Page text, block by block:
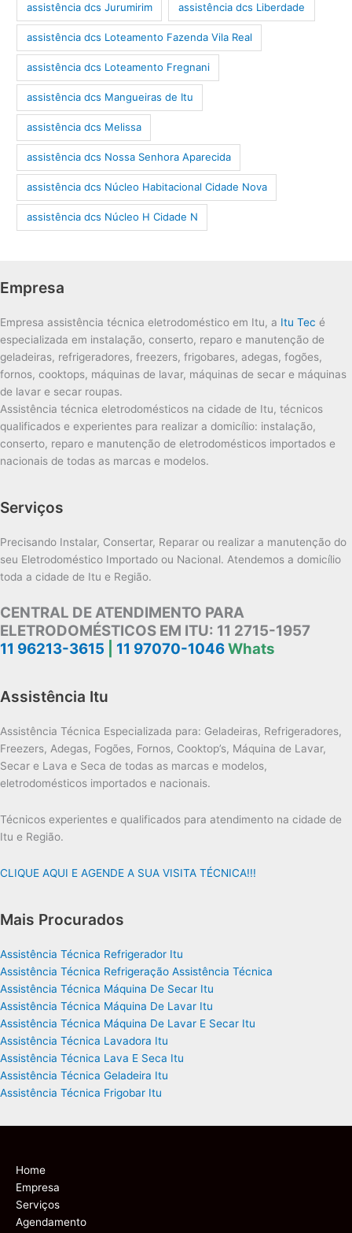
assistência dcs Jurumirim assistência dcs Liberdade
assistência dcs Loteamento Fazenda Vila Real
assistência dcs Loteamento Fregnani
assistência dcs Mangueiras de Itu
assistência dcs Melissa
assistência dcs Nossa Senhora Aparecida
assistência dcs Núcleo Habitacional Cidade Nova
assistência dcs Núcleo H Cidade N
Empresa
Empresa assistência técnica eletrodoméstico em Itu, a Itu Tec é
especializada em instalação, conserto, reparo e manutenção de
geladeiras, refrigeradores, freezers, frigobares, adegas, fogões,
fornos, cooktops, máquinas de lavar, máquinas de secar e máquinas
de lavar e secar roupas.
Assistência técnica eletrodomésticos na cidade de Itu, técnicos
qualificados e experientes para realizar a domicílio: instalação,
conserto, reparo e manutenção de eletrodomésticos importados e
nacionais de todas as marcas e modelos.
Serviços
Precisando Instalar, Consertar, Reparar ou realizar a manutenção do
seu Eletrodoméstico Importado ou Nacional. Atendemos a domicílio
toda a cidade de Itu e Região.
CENTRAL DE ATENDIMENTO PARA
ELETRODOMÉSTICOS EM ITU: 11 2715-1957
11 96213-3615
11 97070-1046Whats
Assistência Itu
Assistência Técnica Especializada para: Geladeiras, Refrigeradores,
Freezers, Adegas, Fogões, Fornos, Cooktop’s, Máquina de Lavar,
Secar e Lava e Seca de todas as marcas e modelos,
eletrodomésticos importados e nacionais.
Técnicos experientes e qualificados para atendimento na cidade de
Itu e Região.
CLIQUE AQUI E AGENDE A SUA VISITA TÉCNICA!!!
Mais Procurados
Assistência Técnica Refrigerador Itu
Assistência Técnica Refrigeração Assistência Técnica
Assistência Técnica Máquina De Secar Itu
Assistência Técnica Máquina De Lavar Itu
Assistência Técnica Máquina De Lavar E Secar Itu
Assistência Técnica Lavadora Itu
Assistência Técnica Lava E Seca Itu
Assistência Técnica Geladeira Itu
Assistência Técnica Frigobar Itu
Home
Empresa
Serviços
Agendamento